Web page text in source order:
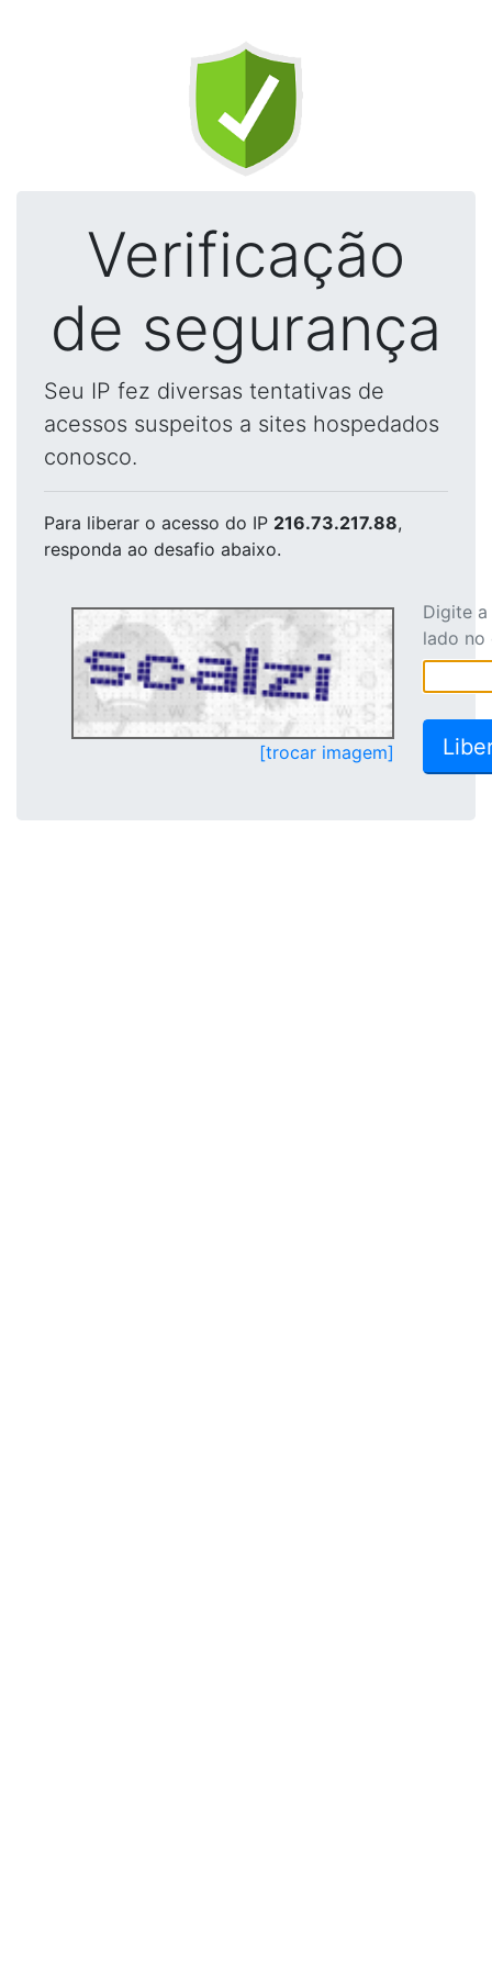
Verificação
de segurança
Seu IP fez diversas tentativas de
acessos suspeitos a sites hospedados
conosco.
Para liberar o acesso do IP 216.73.217.88,
responda ao desafio abaixo.
[trocar imagem]
Digite
lado no